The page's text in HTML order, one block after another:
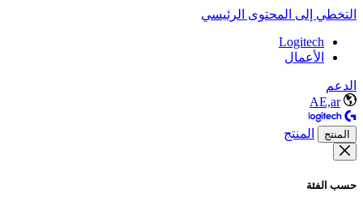
التخطي إلى المحتوى الرئيسي
Logitech
الأعمال
الدعم
AE,ar
المنتج المنتج
حسب الفئة